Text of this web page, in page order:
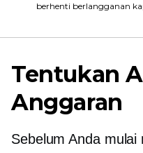
berhenti berlangganan
Tentukan
Anggaran
Sebelum Anda